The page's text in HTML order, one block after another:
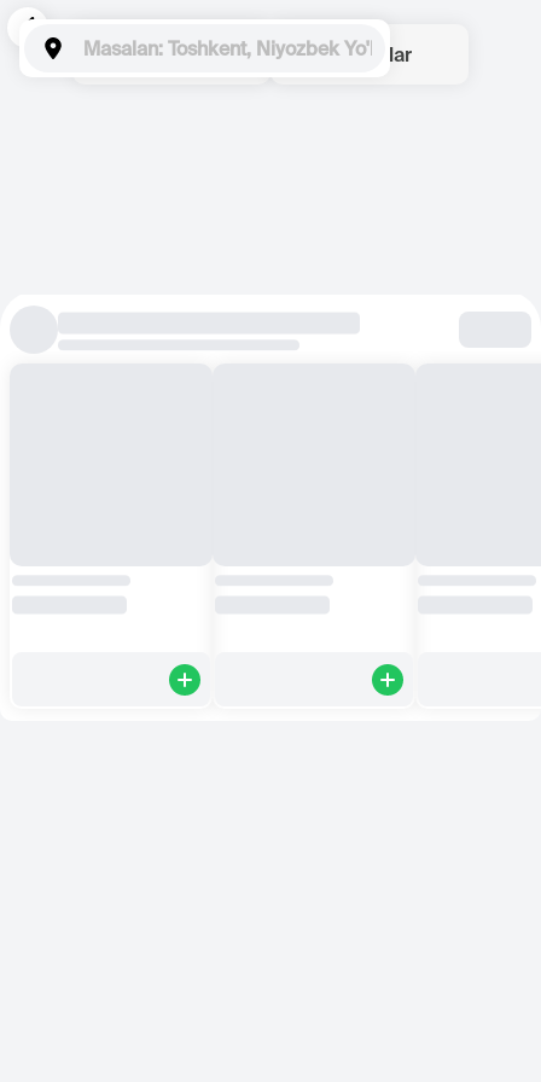
Gullar Sovg'alar